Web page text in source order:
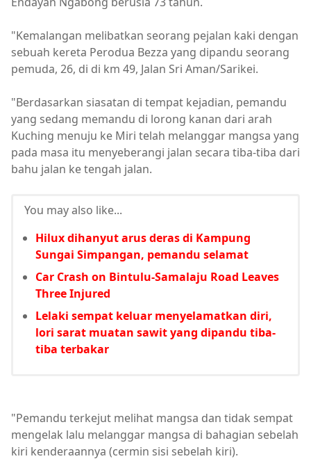
"Kemalangan melibatkan seorang pejalan kaki dengan
sebuah kereta Perodua Bezza yang dipandu seorang
pemuda, 26, di di km 49, Jalan Sri Aman/Sarikei.
"Berdasarkan siasatan di tempat kejadian, pemandu
yang sedang memandu di lorong kanan dari arah
Kuching menuju ke Miri telah melanggar mangsa yang
pada masa itu menyeberangi jalan secara tiba-tiba dari
bahu jalan ke tengah jalan.
You may also like...
Hilux dihanyut arus deras di Kampung
Sungai Simpangan, pemandu selamat
Car Crash on Bintulu-Samalaju Road Leaves
Three Injured
Lelaki sempat keluar menyelamatkan diri,
lori sarat muatan sawit yang dipandu tiba-
tiba terbakar
"Pemandu terkejut melihat mangsa dan tidak sempat
mengelak lalu melanggar mangsa di bahagian sebelah
kiri kenderaannya (cermin sisi sebelah kiri).